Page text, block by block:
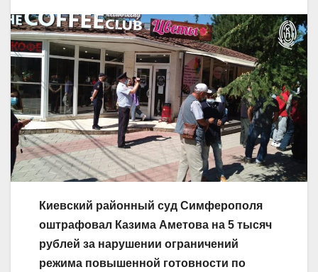
Киевский районный суд Симферополя
оштрафовал Казима Аметова на 5 тысяч
рублей за нарушении ограничений
режима повышенной готовности по